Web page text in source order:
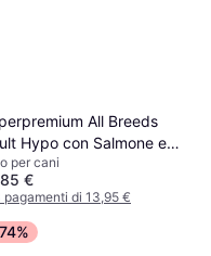
All Breeds
Hypo con Salmone e
2 x 12 kg
per cani
€
pagamenti di 13,95 €